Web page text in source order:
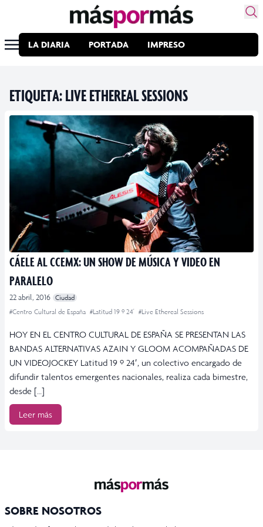
LA DIARIA PORTADA IMPRESO
ETIQUETA:LIVE ETHEREAL SESSIONS
CÁELE AL CCEMX: UN SHOW DE MÚSICA Y VIDEO EN
PARALELO
22 abril, 2016 Ciudad
#Centro Cultural de España #Latitud 19 º 24' #Live Ethereal Sessions
HOY EN EL CENTRO CULTURAL DE ESPAÑA SE PRESENTAN LAS
BANDAS ALTERNATIVAS AZAIN Y GLOOM ACOMPAÑADAS DE
UN VIDEOJOCKEY Latitud 19 º 24′, un colectivo encargado de
difundir talentos emergentes nacionales, realiza cada bimestre,
desde […]
Leer más
SOBRE NOSOTROS